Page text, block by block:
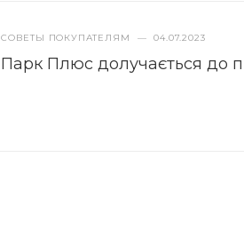
СОВЕТЫ ПОКУПАТЕЛЯМ — 04.07.2023
Парк Плюс долучається до